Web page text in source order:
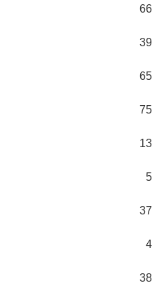
66
39
65
75
13
5
37
4
38